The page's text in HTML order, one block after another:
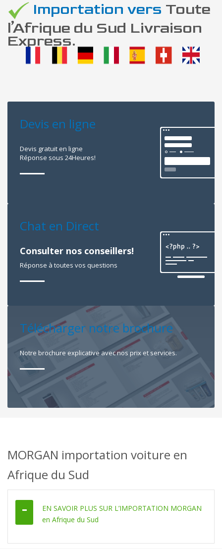
Importation vers Toute
l’Afrique du Sud Livraison
Express.
Devis en ligne
Devis gratuit en ligne
Réponse sous 24Heures!
Chat en Direct
Consulter nos conseillers!
Réponse à toutes vos questions
Télécharger notre brochure
Notre brochure explicative avec nos prix et services.
MORGAN importation voiture en
Afrique du Sud
EN SAVOIR PLUS SUR L’IMPORTATION MORGAN
en Afrique du Sud